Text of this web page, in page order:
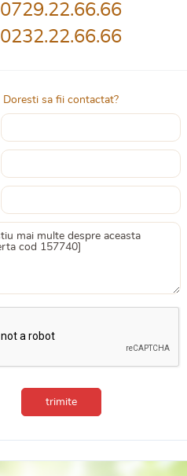
0729.22.66.66
0232.22.66.66
Doresti sa fii contactat?
trimite